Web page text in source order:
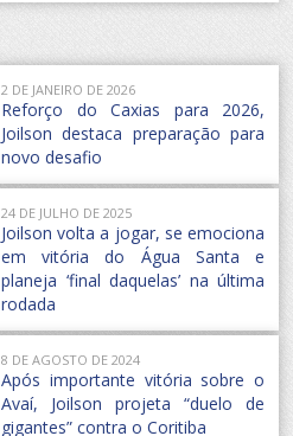
2 DE JANEIRO DE 2026
Reforço do Caxias para 2026,
Joilson destaca preparação para
novo desafio
24 DE JULHO DE 2025
Joilson volta a jogar, se emociona
em vitória do Água Santa e
planeja ‘final daquelas’ na última
rodada
8 DE AGOSTO DE 2024
Após importante vitória sobre o
Avaí, Joilson projeta “duelo de
gigantes” contra o Coritiba